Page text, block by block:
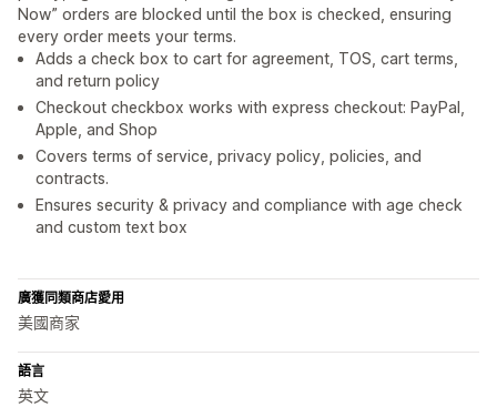
Now” orders are blocked until the box is checked, ensuring
every order meets your terms.
Adds a check box to cart for agreement, TOS, cart terms,
and return policy
Checkout checkbox works with express checkout: PayPal,
Apple, and Shop
Covers terms of service, privacy policy, policies, and
contracts.
Ensures security & privacy and compliance with age check
and custom text box
廣獲同類商店愛用
美國商家
語言
英文